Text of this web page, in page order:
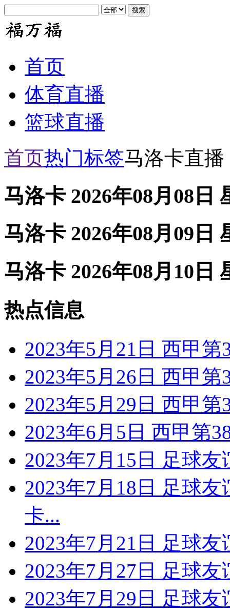
首页
体育直播
篮球直播
首页热门标签马洛卡直播
马洛卡 2026年08月08日
马洛卡 2026年08月09日
马洛卡 2026年08月10日
热点信息
2023年5月21日 西甲
2023年5月26日 西甲
2023年5月29日 西甲
2023年6月5日 西甲第
2023年7月15日 足球
2023年7月18日 足球
卡...
2023年7月21日 足球
2023年7月27日 足球
2023年7月29日 足球